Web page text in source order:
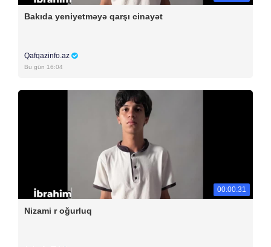
Bakıda yeniyetməyə qarşı cinayət
Qafqazinfo.az
Bu gün 16:04
00:00:31
Nizami r oğurluq